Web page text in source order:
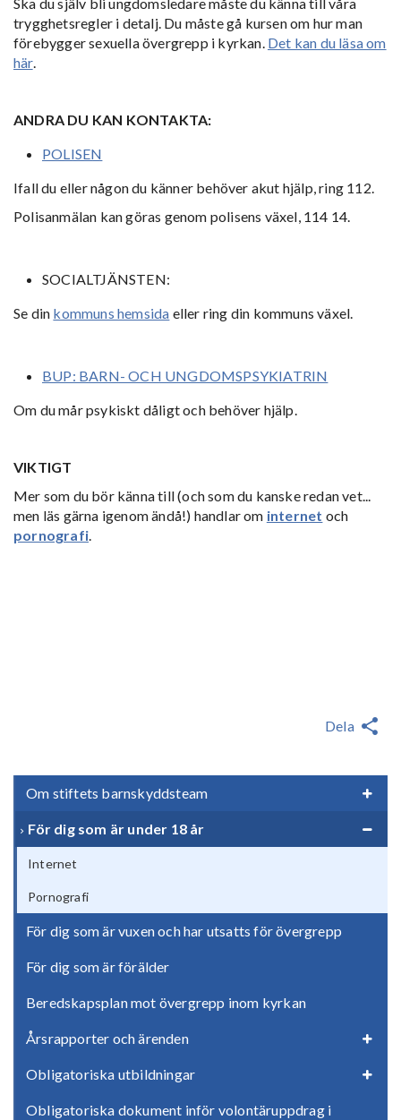
Om stiftets barnskyddsteam
För dig som är under 18 år
Internet
Pornografi
För dig som är vuxen och har utsatts för övergrepp
För dig som är förälder
Beredskapsplan mot övergrepp inom kyrkan
Årsrapporter och ärenden
Obligatoriska utbildningar
Obligatoriska dokument inför volontäruppdrag i
Ska du själv bli ungdomsledare måste du känna till våra
trygghetsregler i detalj. Du måste gå kursen om hur man
förebygger sexuella övergrepp i kyrkan. Det kan du läsa om
här.
ANDRA DU KAN KONTAKTA:
POLISEN
Ifall du eller någon du känner behöver akut hjälp, ring 112.
Polisanmälan kan göras genom polisens växel, 114 14.
SOCIALTJÄNSTEN:
Se din kommuns hemsida eller ring din kommuns växel.
BUP: BARN- OCH UNGDOMSPSYKIATRIN
Om du mår psykiskt dåligt och behöver hjälp.
VIKTIGT
Mer som du bör känna till (och som du kanske redan vet...
men läs gärna igenom ändå!) handlar om internet och
pornografi.
Dela